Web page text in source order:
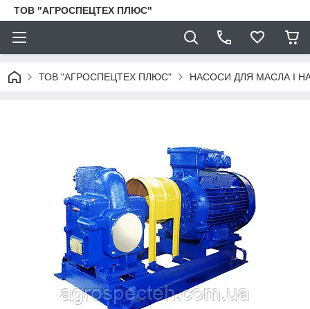
ТОВ "АГРОСПЕЦТЕХ ПЛЮС"
ТОВ "АГРОСПЕЦТЕХ ПЛЮС" НАСОСИ ДЛЯ МАСЛА І